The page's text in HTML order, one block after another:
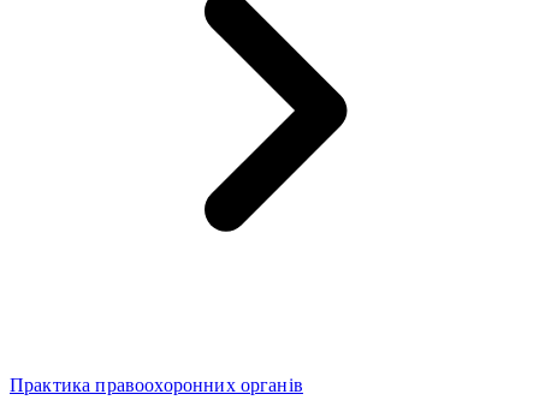
Практика правоохоронних органів